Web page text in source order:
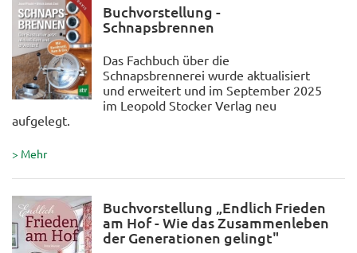
Buchvorstellung -
Schnapsbrennen
Das Fachbuch über die
Schnapsbrennerei wurde aktualisiert
und erweitert und im September 2025
im Leopold Stocker Verlag neu
aufgelegt.
> Mehr
Buchvorstellung „Endlich Frieden
am Hof - Wie das Zusammenleben
der Generationen gelingt"